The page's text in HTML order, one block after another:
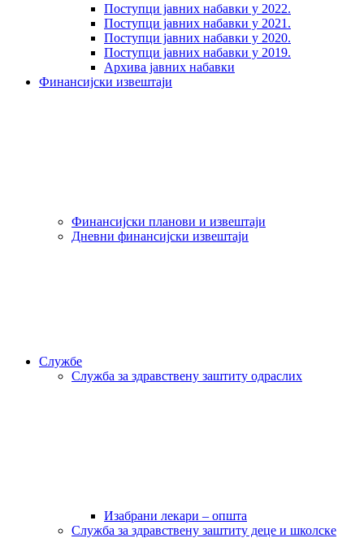
Поступци јавних набавки у 2022.
Поступци јавних набавки у 2021.
Поступци јавних набавки у 2020.
Поступци јавних набавки у 2019.
Архива јавних набавки
Финансијски извештаји
Финансијски планови и извештаји
Дневни финансијски извештаји
Службе
Служба за здравствену заштиту одраслих
Изабрани лекари – општа
Служба за здравствену заштиту деце и школске